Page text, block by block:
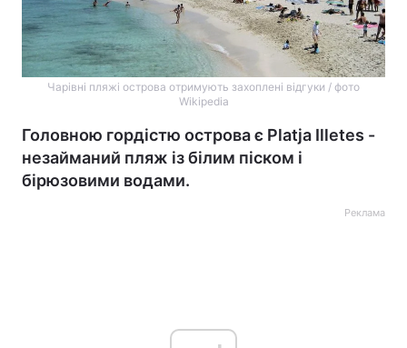
Чарівні пляжі острова отримують захоплені відгуки / фото
Wikipedia
Головною гордістю острова є Platja Illetes -
незайманий пляж із білим піском і
бірюзовими водами.
Реклама